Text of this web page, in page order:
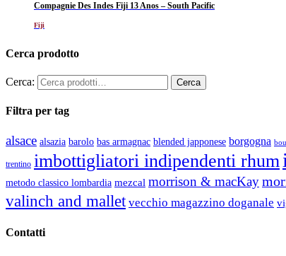
Compagnie Des Indes Fiji 13 Anos – South Pacific
Fiji
Cerca prodotto
Cerca:
Filtra per tag
alsace alsazia barolo bas armagnac blended japponese borgogna
trentino imbottigliatori indipendenti rhum
metodo classico lombardia mezcal morrison & macKay
valinch and mallet vecchio magazzino doganale
Contatti